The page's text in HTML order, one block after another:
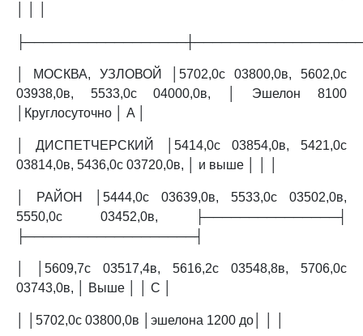
│ МОСКВА, УЗЛОВОЙ │5702,0с 03800,0в, 5602,0с
03938,0в, 5533,0с 04000,0в, │ Эшелон 8100
│Круглосуточно │ A │
│ ДИСПЕТЧЕРСКИЙ │5414,0с 03854,0в, 5421,0с
03814,0в, 5436,0с 03720,0в, │ и выше │ │ │
│ РАЙОН │5444,0с 03639,0в, 5533,0с 03502,0в,
5550,0с 03452,0в, ├───────────────┤
├───────────────────┤
│ │5609,7с 03517,4в, 5616,2с 03548,8в, 5706,0с
03743,0в, │ Выше │ │ C │
│ │5702,0с 03800,0в │эшелона 1200 до│ │ │